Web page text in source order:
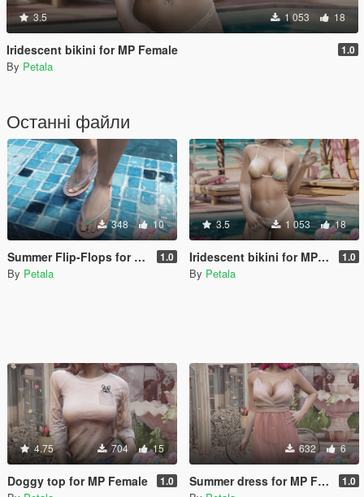
3.5 1 053 18
Iridescent bikini for MP Female 1.0
By Petala
Останні файли
348 10
Summer Flip-Flops for MP Female 1.0
By Petala
3.5 1 053 18
Iridescent bikini for MP Female 1.0
By Petala
4.75 704 15
Doggy top for MP Female 1.0
632 6
Summer dress for MP Female 1.0